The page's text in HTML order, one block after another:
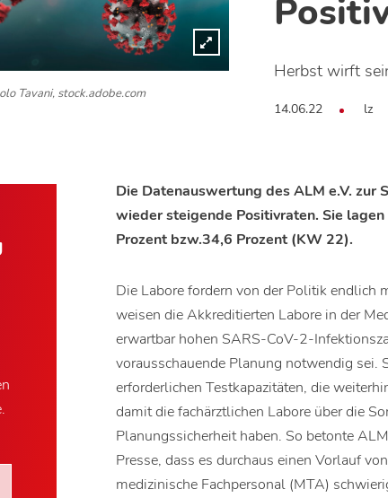
Herbst wirft
14.06.22 lz
Tavani, stock.adobe.com
Die Datenauswertung des ALM e.V.
wieder steigende Positivraten. Sie
Prozent bzw.34,6 Prozent (KW 22).
Die Labore fordern von der Politik endlich
weisen die Akkreditierten Labore in der
erwartbar hohen SARS-CoV-2-
vorausschauende Planung notwendig sei.
erforderlichen Testkapazitäten, die
damit die fachärztlichen Labore über die
Planungssicherheit haben. So betonte
Presse, dass es durchaus einen Vorlauf
medizinische Fachpersonal (MTA)